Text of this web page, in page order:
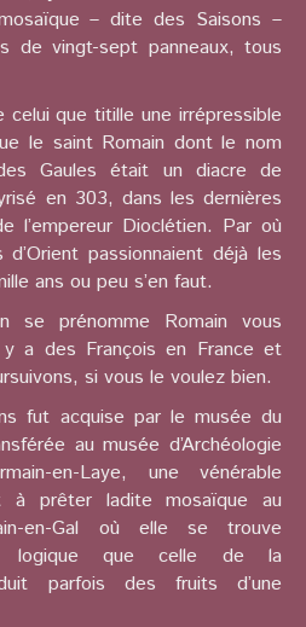
– dite des Saisons –
de vingt-sept panneaux, tous
celui que titille une irrépressible
le saint Romain dont le nom
Gaules était un diacre de
en 303, dans les dernières
l’empereur Dioclétien. Par où
passionnaient déjà les
ans ou peu s’en faut.
se prénomme Romain vous
y a des François en France et
si vous le voulez bien.
fut acquise par le musée du
au musée d’Archéologie
en-Laye, une vénérable
à prêter ladite mosaïque au
en-Gal où elle se trouve
logique que celle de la
parfois des fruits d’une